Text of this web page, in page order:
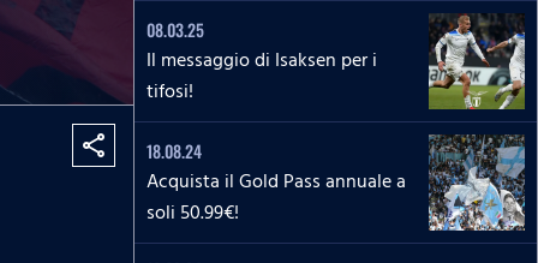
share
08.03.25
Il messaggio di Isaksen per i
tifosi!
18.08.24
Acquista il Gold Pass annuale a
soli 50.99€!